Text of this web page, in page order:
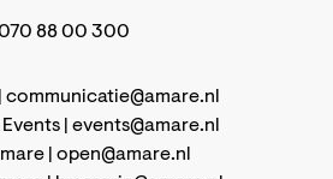
88 00 300
communicatie@amare.nl
| events@amare.nl
| open@amare.nl